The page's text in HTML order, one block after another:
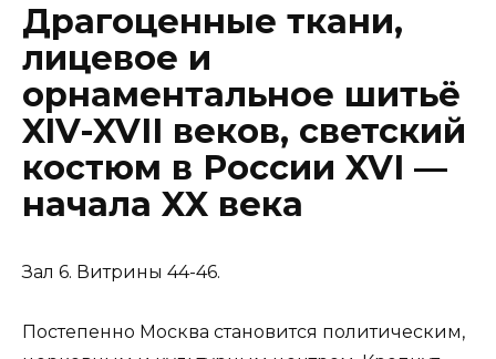
Драгоценные ткани,
лицевое и
орнаментальное шитьё
XIV-XVII веков, светский
костюм в России XVI —
начала XX века
Зал 6. Витрины 44-46.
Постепенно Москва становится политическим,